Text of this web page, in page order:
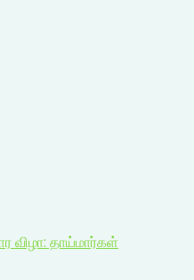
விழா: தாய்மார்கள்